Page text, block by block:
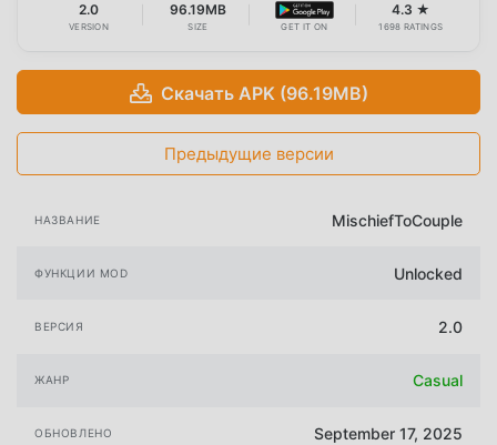
2.0
VERSION
96.19MB
SIZE GET IT ON
4.3 ★
1698 RATINGS
Скачать APK (96.19MB)
Предыдущие версии
НАЗВАНИЕ MischiefToCouple
ФУНКЦИИ MOD Unlocked
ВЕРСИЯ 2.0
ЖАНР Casual
ОБНОВЛЕНО September 17, 2025